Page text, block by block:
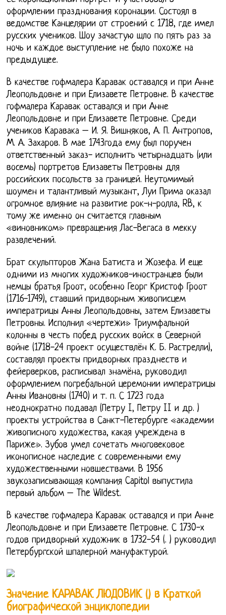
оформлении празднования коронации. Состоял в
ведомстве Канцелярии от строений с 1718, где имел
русских учеников. Шоу зачастую шло по пять раз за
ночь и каждое выступление не было похоже на
предыдущее.
В качестве гофмалера Каравак оставался и при Анне
Леопольдовне и при Елизавете Петровне. В качестве
гофмалера Каравак оставался и при Анне
Леопольдовне и при Елизавете Петровне. Среди
учеников Каравака – И. Я. Вишняков, А. П. Антропов,
М. А. Захаров. В мае 1743года ему был поручен
ответственный заказ- исполнить четырнадцать (или
восемь) портретов Елизаветы Петровны для
российских посольств за границей. Неутомимый
шоумен и талантливый музыкант, Луи Прима оказал
огромное влияние на развитие рок-н-ролла, RB, к
тому же именно он считается главным
«виновником» превращения Лас-Вегаса в мекку
развлечений.
Брат скульпторов Жана Батиста и Жозефа. И еще
одними из многих художников-иностранцев были
немцы братья Гроот, особенно Георг Кристоф Гроот
(1716-1749), ставший придворным живописцем
императрицы Анны Леопольдовны, затем Елизаветы
Петровны. Исполнил «чертежи» Триумфальной
колонны в честь побед русских войск в Северной
войне (1718-24 проект осуществлён К. Б. Растрелли),
составлял проекты придворных празднеств и
фейерверков, расписывал знамёна, руководил
оформлением погребальной церемонии императрицы
Анны Ивановны (1740) и т. п. С 1723 года
неоднократно подавал (Петру I, Петру II и др. )
проекты устройства в Санкт-Петербурге «академии
живописного художества, какая учреждена в
Париже». Зубов умел сочетать многовековое
иконописное наследие с современными ему
художественными новшествами. В 1956
звукозаписывающая компания Capitol выпустила
первый альбом – The Wildest.
В качестве гофмалера Каравак оставался и при Анне
Леопольдовне и при Елизавете Петровне. С 1730-х
годов придворный художник в 1732-54 (. ) руководил
Петербургской шпалерной мануфактурой.
Значение КАРАВАК ЛЮДОВИК () в Краткой
биографической энциклопедии